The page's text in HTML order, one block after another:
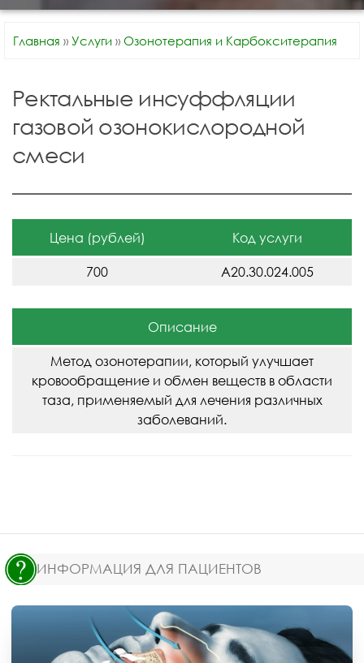
Главная » Услуги » Озонотерапия и Карбокситерапия
Ректальные инсуффляции
газовой озонокислородной
смеси
Цена (рублей) Код услуги
700 A20.30.024.005
Описание
Метод озонотерапии, который улучшает
кровообращение и обмен веществ в области
таза, применяемый для лечения различных
заболеваний.
ИНФОРМАЦИЯ ДЛЯ ПАЦИЕНТОВ